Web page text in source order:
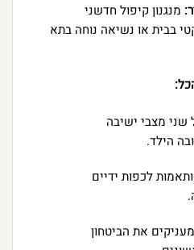
מנגנון קיפול חדשני
בבית או נשיאה נוחה בתא
שני מצבי ישיבה
הילד.
לכפות ידיים
מעניקים את הביטחון